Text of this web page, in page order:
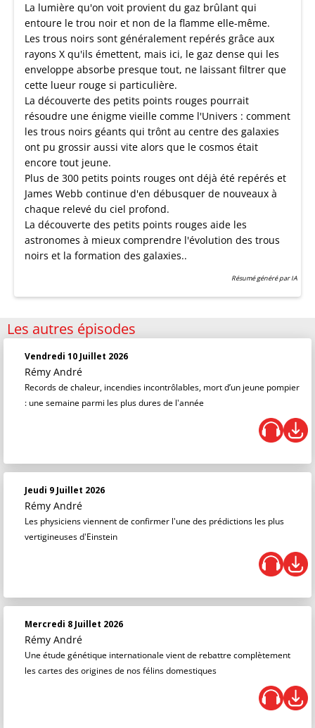
La lumière qu'on voit provient du gaz brûlant qui
entoure le trou noir et non de la flamme elle-même.
Les trous noirs sont généralement repérés grâce aux
rayons X qu'ils émettent, mais ici, le gaz dense qui les
enveloppe absorbe presque tout, ne laissant filtrer que
cette lueur rouge si particulière.
La découverte des petits points rouges pourrait
résoudre une énigme vieille comme l'Univers : comment
les trous noirs géants qui trônt au centre des galaxies
ont pu grossir aussi vite alors que le cosmos était
encore tout jeune.
Plus de 300 petits points rouges ont déjà été repérés et
James Webb continue d'en débusquer de nouveaux à
chaque relevé du ciel profond.
La découverte des petits points rouges aide les
astronomes à mieux comprendre l'évolution des trous
noirs et la formation des galaxies..
Résumé généré par IA
Les autres épisodes
Vendredi 10 Juillet 2026
Rémy André
Records de chaleur, incendies incontrôlables, mort d’un jeune pompier
: une semaine parmi les plus dures de l'année
Jeudi 9 Juillet 2026
Rémy André
Les physiciens viennent de confirmer l'une des prédictions les plus
vertigineuses d'Einstein
Mercredi 8 Juillet 2026
Rémy André
Une étude génétique internationale vient de rebattre complètement
les cartes des origines de nos félins domestiques